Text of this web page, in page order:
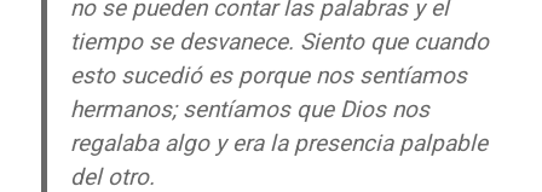
no se pueden contar las palabras y el
tiempo se desvanece. Siento que cuando
esto sucedió es porque nos sentíamos
hermanos; sentíamos que Dios nos
regalaba algo y era la presencia palpable
del otro.